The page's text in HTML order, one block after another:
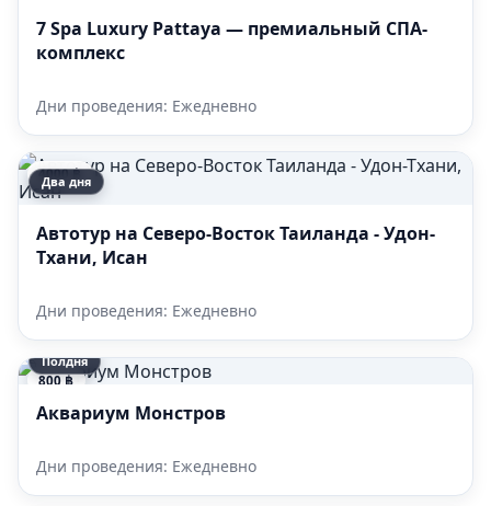
7 Spa Luxury Pattaya — премиальный СПА-
комплекс
Дни проведения: Ежедневно
4000 ฿
Два дня
Автотур на Северо-Восток Таиланда - Удон-
Тхани, Исан
Дни проведения: Ежедневно
800 ฿
Полдня
Аквариум Монстров
Дни проведения: Ежедневно